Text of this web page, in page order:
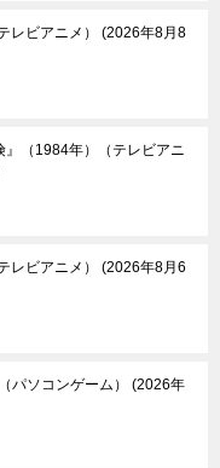
レビアニメ）
2026年8月8
』（1984年）（テレビアニ
レビアニメ）
2026年8月6
パソコンゲーム）
2026年